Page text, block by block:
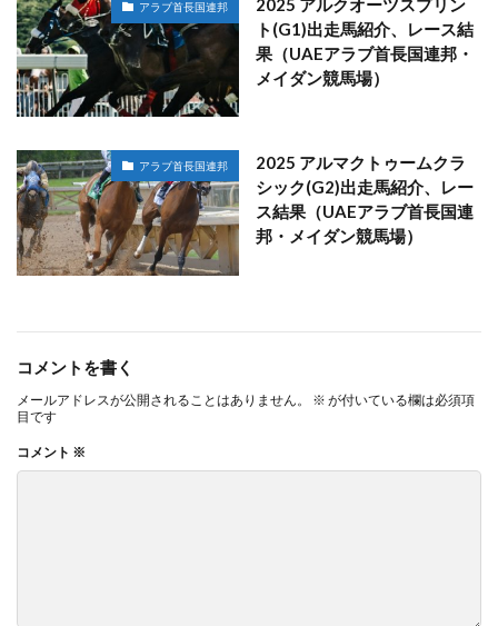
アラブ首長国連邦
ト(G1)出走馬紹介、レース結
果（UAEアラブ首長国連邦・
メイダン競馬場）
アラブ首長国連邦
2025 アルマクトゥームクラ
シック(G2)出走馬紹介、レー
ス結果（UAEアラブ首長国連
邦・メイダン競馬場）
コメントを書く
メールアドレスが公開されることはありません。 ※ が付いている欄は必須項
目です
コメント ※